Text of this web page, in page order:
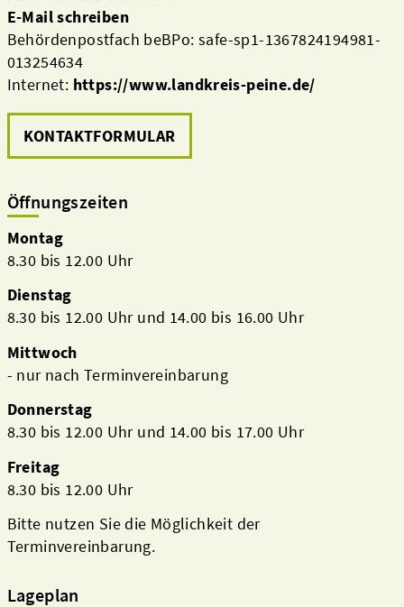
E-Mail schreiben
Behördenpostfach beBPo: safe-sp1-1367824194981-
013254634
Internet: https://www.landkreis-peine.de/
KONTAKTFORMULAR
Öffnungszeiten
Montag
8.30 bis 12.00 Uhr
Dienstag
8.30 bis 12.00 Uhr und 14.00 bis 16.00 Uhr
Mittwoch
- nur nach Terminvereinbarung
Donnerstag
8.30 bis 12.00 Uhr und 14.00 bis 17.00 Uhr
Freitag
8.30 bis 12.00 Uhr
Bitte nutzen Sie die Möglichkeit der
Terminvereinbarung.
Lageplan